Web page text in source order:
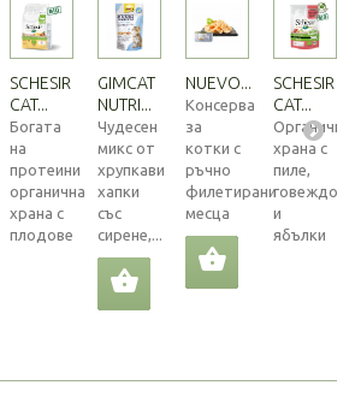
SCHESIR
CAT...
Богата
на
протеини
органична
храна с
плодове
GIMCAT
NUTRI...
Чудесен
микс от
хрупкави
хапки
със
сирене,...
NUEVO...
Консерва
за
котки с
ръчно
филетирани
месца
SCHESIR
CAT...
Органична
храна с
пиле,
говеждо
и
ябълки